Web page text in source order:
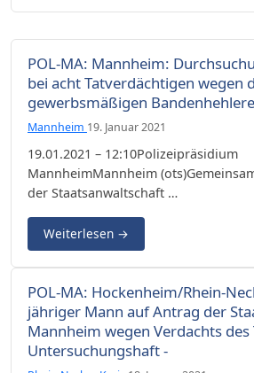
POL-MA: Mannheim:
bei acht Tatverdächtigen wegen
gewerbsmäßigen
Mannheim 19. Januar 2021
19.01.2021 – 12:10Polizeipräsidium
MannheimMannheim
der Staatsanwaltschaft …
Weiterlesen →
POL-MA: Hockenheim/Rhein-
jähriger Mann auf Antrag der
Mannheim wegen Verdachts des
Untersuchungshaft -